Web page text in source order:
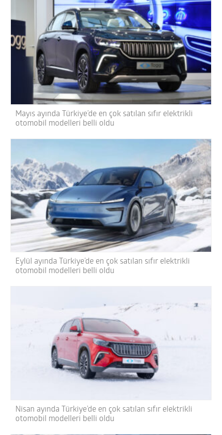
Mayıs ayında Türkiye’de en çok satılan sıfır elektrikli
otomobil modelleri belli oldu
Eylül ayında Türkiye’de en çok satılan sıfır elektrikli
otomobil modelleri belli oldu
Nisan ayında Türkiye’de en çok satılan sıfır elektrikli
otomobil modelleri belli oldu